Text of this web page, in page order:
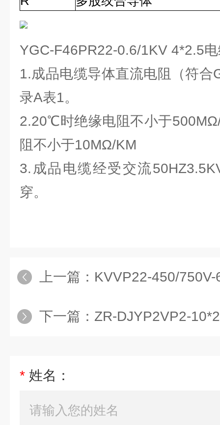
YGC-F46PR22-0.6/1KV 4*2.5
1.成品电缆导体直流电阻（符合
录A表1。
2.20℃时绝缘电阻不小于
阻不小于10MΩ/KM
3.成品电缆经受交流
穿。
上一篇： KVVP22-450/
下一篇： ZR-DJYP2VP2-
* 姓名：